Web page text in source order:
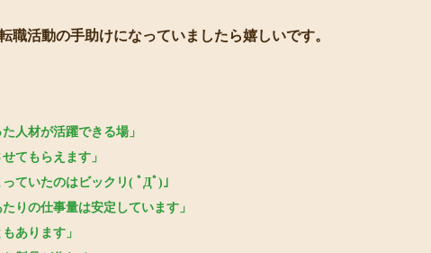
職活動の手助けになっていましたら嬉しいです。
人材が活躍できる場」
てもらえます」
ていたのはビックリ( ﾟДﾟ)」
りの仕事量は安定しています」
あります」